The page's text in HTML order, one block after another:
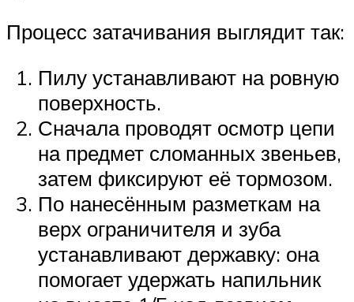
Процесс затачивания выглядит так:
Пилу устанавливают на ровную
поверхность.
Сначала проводят осмотр цепи
на предмет сломанных звеньев,
затем фиксируют её тормозом.
По нанесённым разметкам на
верх ограничителя и зуба
устанавливают державку: она
помогает удержать напильник